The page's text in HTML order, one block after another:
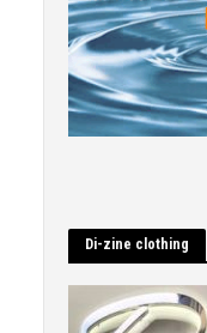
Di-zine clothing